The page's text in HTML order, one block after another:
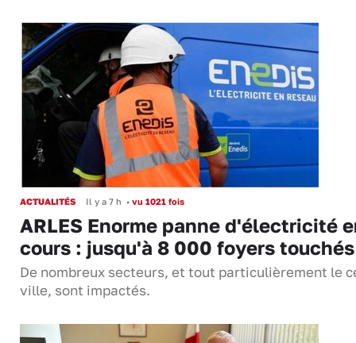
ACTUALITÉS Il y a 7 h • vu 1021 fois
ARLES Enorme panne d'électricité
cours : jusqu'à 8 000 foyers touchés
De nombreux secteurs, et tout particulièrement le
ville, sont impactés.